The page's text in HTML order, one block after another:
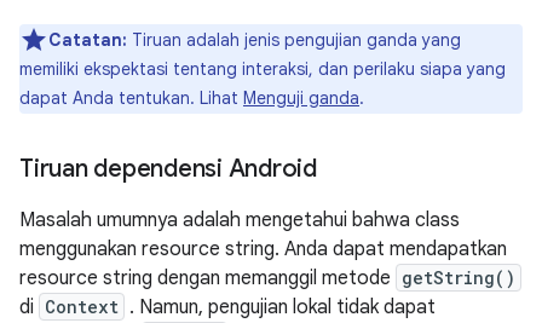
Catatan: Tiruan adalah jenis pengujian ganda yang
memiliki ekspektasi tentang interaksi, dan perilaku siapa yang
dapat Anda tentukan. Lihat Menguji ganda.
Tiruan dependensi Android
Masalah umumnya adalah mengetahui bahwa class
menggunakan resource string. Anda dapat mendapatkan
resource string dengan memanggil metode getString()
di Context . Namun, pengujian lokal tidak dapat